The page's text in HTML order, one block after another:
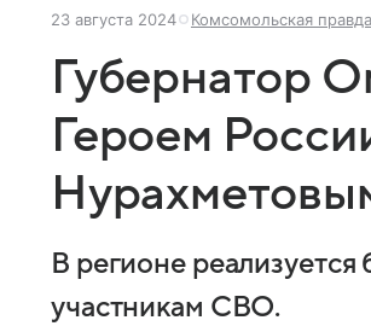
23 августа 2024 Комсомольская правда
Губернатор
Героем
В регионе
участникам СВО.